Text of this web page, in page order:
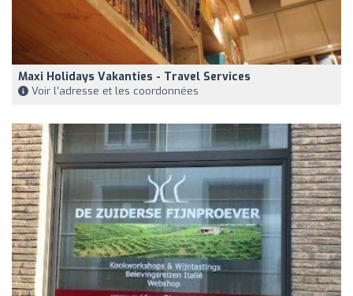
Maxi Holidays Vakanties - Travel Services
Voir l'adresse et les coordonnées